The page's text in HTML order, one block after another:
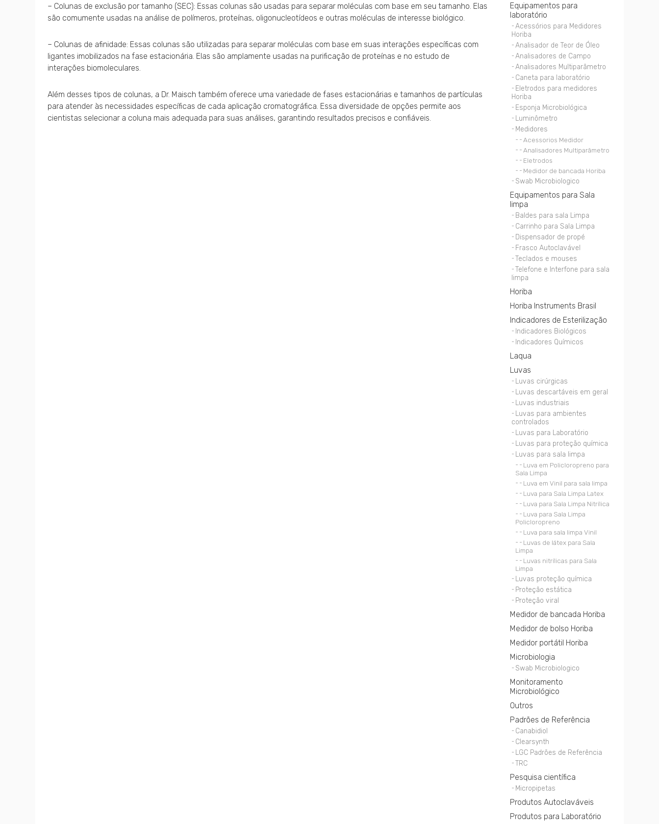
– Colunas de exclusão por tamanho (SEC): Essas colunas são usadas para separar moléculas com base em seu tamanho. Elas
são comumente usadas na análise de polímeros, proteínas, oligonucleotídeos e outras moléculas de interesse biológico.
– Colunas de afinidade: Essas colunas são utilizadas para separar moléculas com base em suas interações específicas com
ligantes imobilizados na fase estacionária. Elas são amplamente usadas na purificação de proteínas e no estudo de
interações biomoleculares.
Além desses tipos de colunas, a Dr. Maisch também oferece uma variedade de fases estacionárias e tamanhos de partículas
para atender às necessidades específicas de cada aplicação cromatográfica. Essa diversidade de opções permite aos
cientistas selecionar a coluna mais adequada para suas análises, garantindo resultados precisos e confiáveis.
Equipamentos para
laboratório
Acessórios para Medidores
Horiba
Analisador de Teor de Óleo
Analisadores de Campo
Analisadores Multiparâmetro
Caneta para laboratório
Eletrodos para medidores
Horiba
Esponja Microbiológica
Luminômetro
Medidores
Acessorios Medidor
Analisadores Multiparâmetro
Eletrodos
Medidor de bancada Horiba
Swab Microbiologico
Equipamentos para Sala
limpa
Baldes para sala Limpa
Carrinho para Sala Limpa
Dispensador de propé
Frasco Autoclavável
Teclados e mouses
Telefone e Interfone para sala
limpa
Horiba
Horiba Instruments Brasil
Indicadores de Esterilização
Indicadores Biológicos
Indicadores Químicos
Laqua
Luvas
Luvas cirúrgicas
Luvas descartáveis em geral
Luvas industriais
Luvas para ambientes
controlados
Luvas para Laboratório
Luvas para proteção química
Luvas para sala limpa
Luva em Policloropreno para
Sala Limpa
Luva em Vinil para sala limpa
Luva para Sala Limpa Latex
Luva para Sala Limpa Nitrílica
Luva para Sala Limpa
Policloropreno
Luva para sala limpa Vinil
Luvas de látex para Sala
Limpa
Luvas nitrílicas para Sala
Limpa
Luvas proteção química
Proteção estática
Proteção viral
Medidor de bancada Horiba
Medidor de bolso Horiba
Medidor portátil Horiba
Microbiologia
Swab Microbiologico
Monitoramento
Microbiológico
Outros
Padrões de Referência
Canabidiol
Clearsynth
LGC Padrões de Referência
TRC
Pesquisa científica
Micropipetas
Produtos Autoclaváveis
Produtos para Laboratório